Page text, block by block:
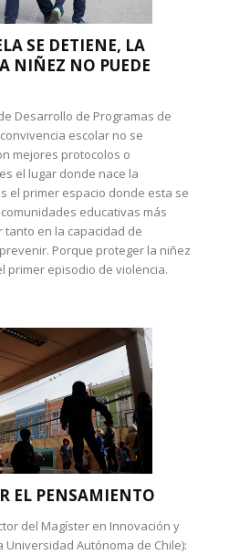
SE DETIENE, LA
NIÑEZ NO PUEDE
Desarrollo de Programas de
escolar no se
mejores protocolos o
el lugar donde nace la
el primer espacio donde esta se
educativas más
en la capacidad de
Porque proteger la niñez
primer episodio de violencia.
EL PENSAMIENTO
del Magíster en Innovación y
Universidad Autónoma de Chile):